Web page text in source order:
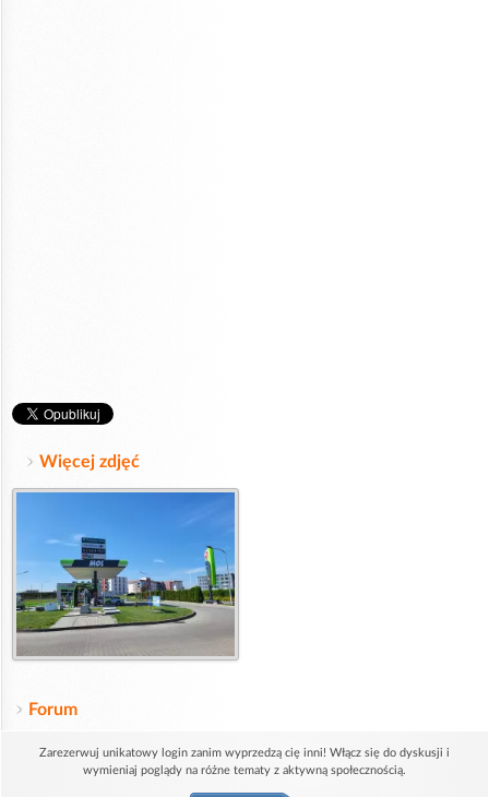
Więcej zdjęć
Forum
Zarezerwuj unikatowy login zanim wyprzedzą cię inni! Włącz się do dyskusji i
wymieniaj poglądy na różne tematy z aktywną społecznością.